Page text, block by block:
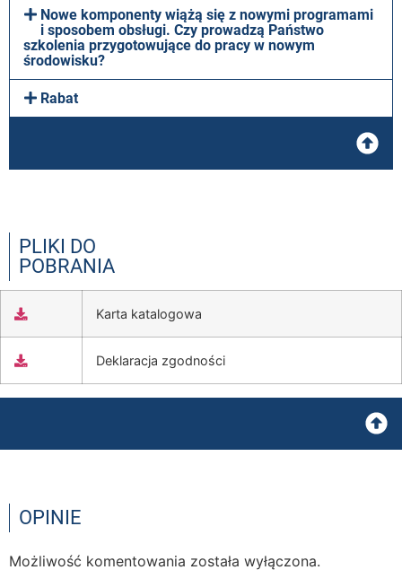
Nowe komponenty wiążą się z nowymi programami
i sposobem obsługi. Czy prowadzą Państwo
szkolenia przygotowujące do pracy w nowym
środowisku?
Rabat
PLIKI DO
POBRANIA
Karta katalogowa
Deklaracja zgodności
OPINIE
Możliwość komentowania została wyłączona.